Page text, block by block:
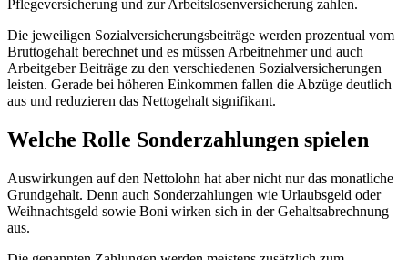
Pflegeversicherung und zur Arbeitslosenversicherung zahlen.
Die jeweiligen Sozialversicherungsbeiträge werden prozentual vom
Bruttogehalt berechnet und es müssen Arbeitnehmer und auch
Arbeitgeber Beiträge zu den verschiedenen Sozialversicherungen
leisten. Gerade bei höheren Einkommen fallen die Abzüge deutlich
aus und reduzieren das Nettogehalt signifikant.
Welche Rolle Sonderzahlungen spielen
Auswirkungen auf den Nettolohn hat aber nicht nur das monatliche
Grundgehalt. Denn auch Sonderzahlungen wie Urlaubsgeld oder
Weihnachtsgeld sowie Boni wirken sich in der Gehaltsabrechnung
aus.